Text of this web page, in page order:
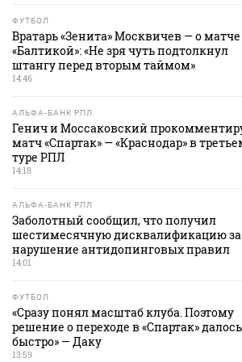
ФУТБОЛ
Вратарь «Зенита» Москвичев — о матче
«Балтикой»: «Не зря чуть подтолкнул
штангу перед вторым таймом»
14:46
АЛЬФА-БАНК РПЛ
Генич и Моссаковский
матч «Спартак» — «Краснодар» в
туре РПЛ
14:18
АЛЬФА-БАНК РПЛ
Заболотный сообщил, что получил
шестимесячную дисквалификацию за
нарушение антидопинговых правил
14:01
ФУТБОЛ
«Сразу понял масштаб клуба. Поэтому
решение о переходе в «Спартак» далось
быстро» — Даку
13:59